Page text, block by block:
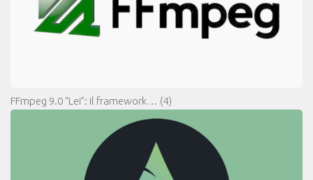
FFmpeg 9.0 “Lei”: il framework… (4)